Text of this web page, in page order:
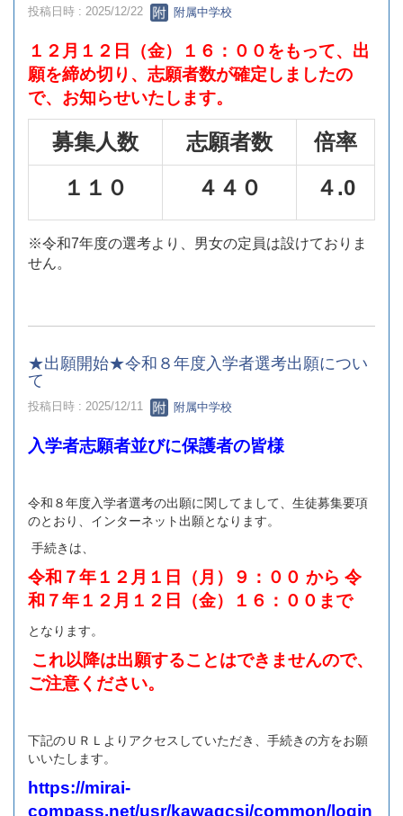
投稿日時 : 2025/12/22 附属中学校
１２月１２日（金）１６：００をもって、出
願を締め切り、志願者数が確定しましたの
で、お知らせいたします。
募集人数 志願者数
倍率
１１０
４４０ ４.0
※令和7年度の選考より、男女の定員は設けておりま
せん。
★出願開始★令和８年度入学者選考出願につい
て
投稿日時 : 2025/12/11 附属中学校
入学者志願者並びに保護者の皆様
令和８年度入学者選考の出願に関してまして、生徒募集要項
のとおり、インターネット出願となります。
手続きは、
令和７年１２月１日（月）９：００ から 令
和７年１２月１２日（金）１６：００まで
となります。
これ以降は出願することはできませんので、
ご注意ください。
下記のＵＲＬよりアクセスしていただき、手続きの方をお願
いいたします。
https://mirai-
compass.net/usr/kawagcsj/common/login